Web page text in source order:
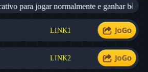
para jogar normalmente e ganhar bônus
LINK1
LINK2